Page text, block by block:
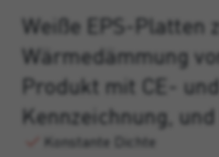
Weiße EPS-Platten
Wärmedämmung
Produkt mit CE- und
Kennzeichnung,
Konstante Dichte